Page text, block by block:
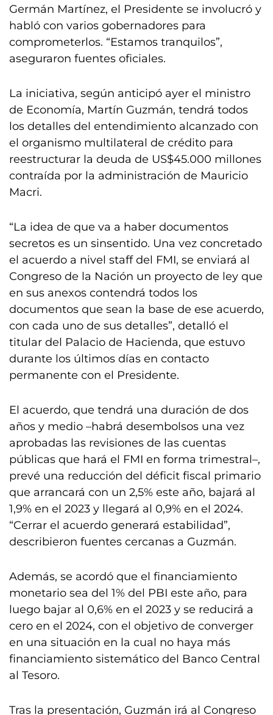
Germán Martínez, el Presidente se involucró y
habló con varios gobernadores para
comprometerlos. “Estamos tranquilos”,
aseguraron fuentes oficiales.
La iniciativa, según anticipó ayer el ministro
de Economía, Martín Guzmán, tendrá todos
los detalles del entendimiento alcanzado con
el organismo multilateral de crédito para
reestructurar la deuda de US$45.000 millones
contraída por la administración de Mauricio
Macri.
“La idea de que va a haber documentos
secretos es un sinsentido. Una vez concretado
el acuerdo a nivel staff del FMI, se enviará al
Congreso de la Nación un proyecto de ley que
en sus anexos contendrá todos los
documentos que sean la base de ese acuerdo,
con cada uno de sus detalles”, detalló el
titular del Palacio de Hacienda, que estuvo
durante los últimos días en contacto
permanente con el Presidente.
El acuerdo, que tendrá una duración de dos
años y medio –habrá desembolsos una vez
aprobadas las revisiones de las cuentas
públicas que hará el FMI en forma trimestral–,
prevé una reducción del déficit fiscal primario
que arrancará con un 2,5% este año, bajará al
1,9% en el 2023 y llegará al 0,9% en el 2024.
“Cerrar el acuerdo generará estabilidad”,
describieron fuentes cercanas a Guzmán.
Además, se acordó que el financiamiento
monetario sea del 1% del PBI este año, para
luego bajar al 0,6% en el 2023 y se reducirá a
cero en el 2024, con el objetivo de converger
en una situación en la cual no haya más
financiamiento sistemático del Banco Central
al Tesoro.
Tras la presentación, Guzmán irá al Congreso